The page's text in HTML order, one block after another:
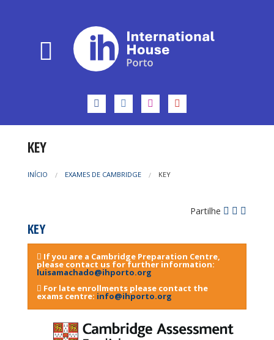
KEY
INÍCIO EXAMES DE CAMBRIDGE KEY
Partilhe
KEY
If you are a Cambridge Preparation Centre,
please contact us for further information:
luisamachado@ihporto.org
For late enrollments please contact the
exams centre: info@ihporto.org